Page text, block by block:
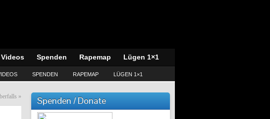
Videos Spenden Rapemap Lügen 1×1
SPENDEN RAPEMAP LÜGEN 1×1
» Spenden / Donate